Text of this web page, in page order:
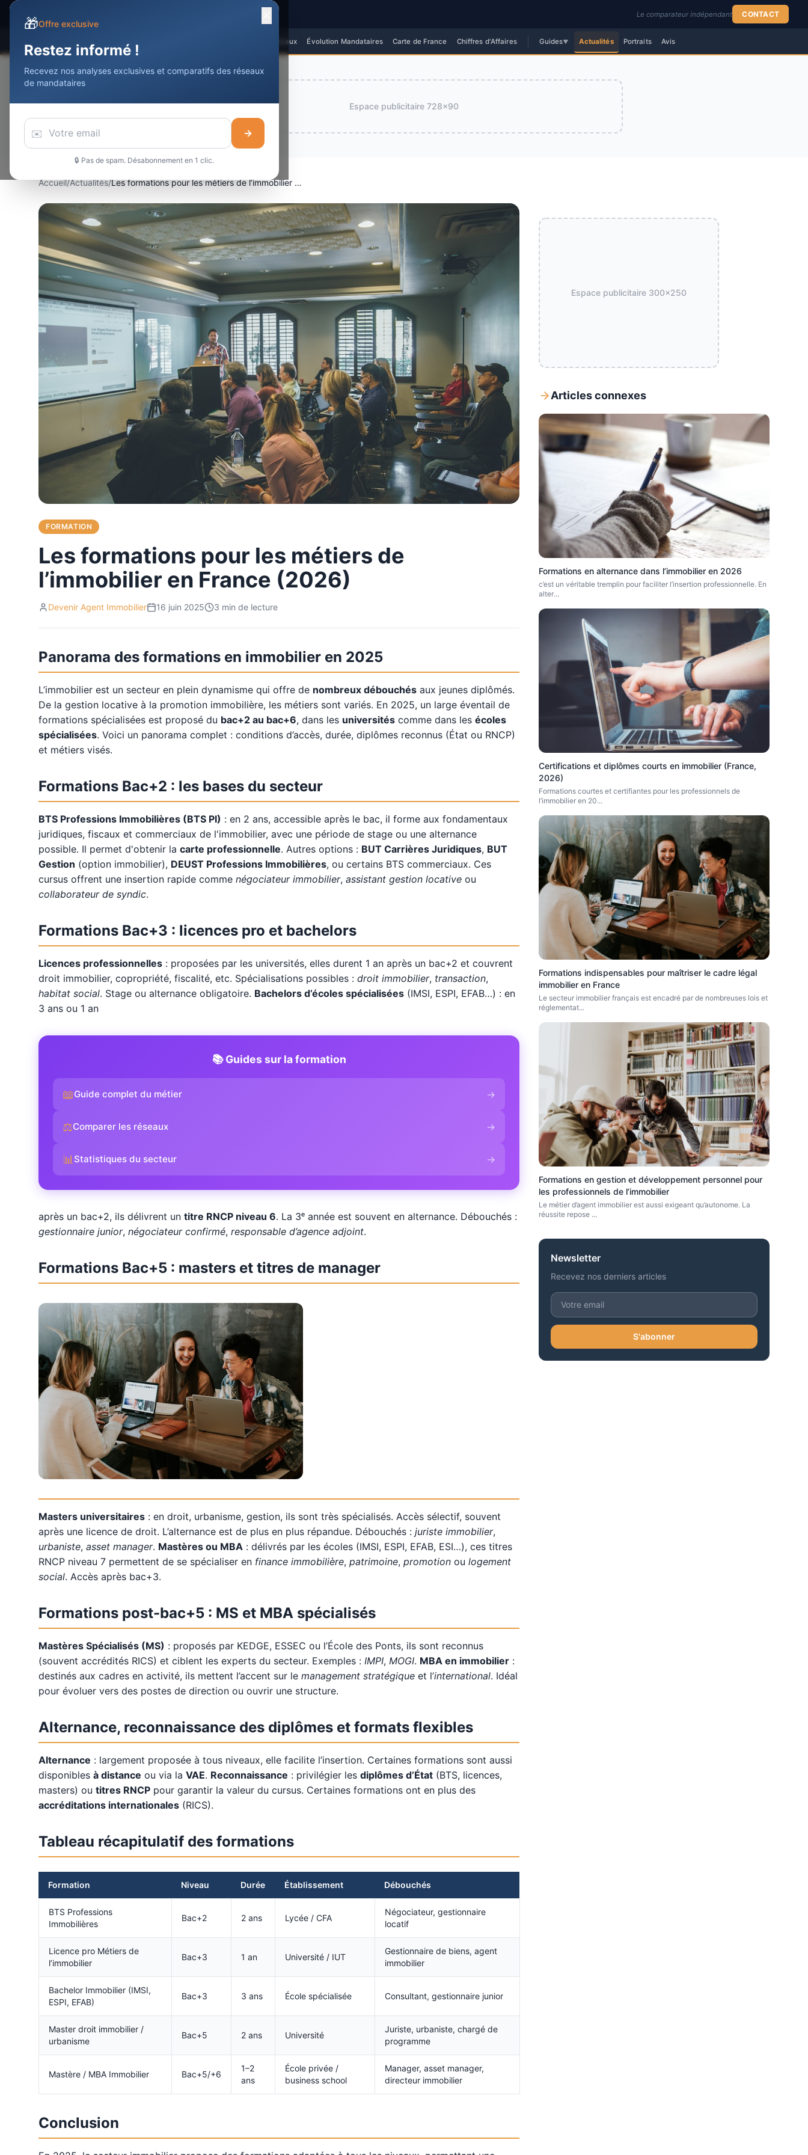
Le comparateur indépendant CONTACT
Meilleurs Réseaux Évolution Mandataires Carte de France Chiffres d'Affaires Guides▼ Actualités Portraits Avis
Espace publicitaire 728x90
Accueil/Actualités/ Les formations pour les métiers de l’immobilier en France (2026)
FORMATION
Les formations pour les métiers de
l’immobilier en France (2026)
Devenir Agent Immobilier 16 juin 2025 3 min de lecture
Panorama des formations en immobilier en 2025
L’immobilier est un secteur en plein dynamisme qui offre de nombreux débouchés aux jeunes diplômés.
De la gestion locative à la promotion immobilière, les métiers sont variés. En 2025, un large éventail de
formations spécialisées est proposé du bac+2 au bac+6, dans les universités comme dans les écoles
spécialisées. Voici un panorama complet : conditions d’accès, durée, diplômes reconnus (État ou RNCP)
et métiers visés.
Formations Bac+2 : les bases du secteur
BTS Professions Immobilières (BTS PI) : en 2 ans, accessible après le bac, il forme aux fondamentaux
juridiques, fiscaux et commerciaux de l'immobilier, avec une période de stage ou une alternance
possible. Il permet d'obtenir la carte professionnelle. Autres options : BUT Carrières Juridiques, BUT
Gestion (option immobilier), DEUST Professions Immobilières, ou certains BTS commerciaux. Ces
cursus offrent une insertion rapide comme négociateur immobilier, assistant gestion locative ou
collaborateur de syndic.
Formations Bac+3 : licences pro et bachelors
Licences professionnelles : proposées par les universités, elles durent 1 an après un bac+2 et couvrent
droit immobilier, copropriété, fiscalité, etc. Spécialisations possibles : droit immobilier, transaction,
habitat social. Stage ou alternance obligatoire. Bachelors d’écoles spécialisées (IMSI, ESPI, EFAB…) : en
3 ans ou 1 an
📚 Guides sur la formation
📖Guide complet du métier →
⚖️Comparer les réseaux →
📊Statistiques du secteur →
après un bac+2, ils délivrent un titre RNCP niveau 6. La 3ᵉ année est souvent en alternance. Débouchés :
gestionnaire junior, négociateur confirmé, responsable d’agence adjoint.
Formations Bac+5 : masters et titres de manager
Masters universitaires : en droit, urbanisme, gestion, ils sont très spécialisés. Accès sélectif, souvent
après une licence de droit. L’alternance est de plus en plus répandue. Débouchés : juriste immobilier,
urbaniste, asset manager. Mastères ou MBA : délivrés par les écoles (IMSI, ESPI, EFAB, ESI…), ces titres
RNCP niveau 7 permettent de se spécialiser en finance immobilière, patrimoine, promotion ou logement
social. Accès après bac+3.
Formations post-bac+5 : MS et MBA spécialisés
Mastères Spécialisés (MS) : proposés par KEDGE, ESSEC ou l’École des Ponts, ils sont reconnus
(souvent accrédités RICS) et ciblent les experts du secteur. Exemples : IMPI, MOGI. MBA en immobilier :
destinés aux cadres en activité, ils mettent l’accent sur le management stratégique et l’international. Idéal
pour évoluer vers des postes de direction ou ouvrir une structure.
Alternance, reconnaissance des diplômes et formats flexibles
Alternance : largement proposée à tous niveaux, elle facilite l’insertion. Certaines formations sont aussi
disponibles à distance ou via la VAE. Reconnaissance : privilégier les diplômes d’État (BTS, licences,
masters) ou titres RNCP pour garantir la valeur du cursus. Certaines formations ont en plus des
accréditations internationales (RICS).
Tableau récapitulatif des formations
Formation Niveau Durée Établissement Débouchés
BTS Professions
Immobilières
Bac+2 2 ans Lycée / CFA
Négociateur, gestionnaire
locatif
Licence pro Métiers de
l’immobilier
Bac+3 1 an Université / IUT
Gestionnaire de biens, agent
immobilier
Bachelor Immobilier (IMSI,
ESPI, EFAB)
Bac+3 3 ans École spécialisée Consultant, gestionnaire junior
Master droit immobilier /
urbanisme
Bac+5 2 ans Université
Juriste, urbaniste, chargé de
programme
Mastère / MBA Immobilier Bac+5/+6
1–2
ans
École privée /
business school
Manager, asset manager,
directeur immobilier
Conclusion
Espace publicitaire 300x250
Articles connexes
Formations en alternance dans l’immobilier en 2026
c’est un véritable tremplin pour faciliter l’insertion professionnelle. En
alter...
Certifications et diplômes courts en immobilier (France,
2026)
Formations courtes et certifiantes pour les professionnels de
l’immobilier en 20...
Formations indispensables pour maîtriser le cadre légal
immobilier en France
Le secteur immobilier français est encadré par de nombreuses lois et
réglementat...
Formations en gestion et développement personnel pour
les professionnels de l’immobilier
Le métier d’agent immobilier est aussi exigeant qu’autonome. La
réussite repose ...
Newsletter
Recevez nos derniers articles
S'abonner
🎁Offre exclusive
Restez informé !
Recevez nos analyses exclusives et comparatifs des réseaux
de mandataires
✉️ →
🔒 Pas de spam. Désabonnement en 1 clic.